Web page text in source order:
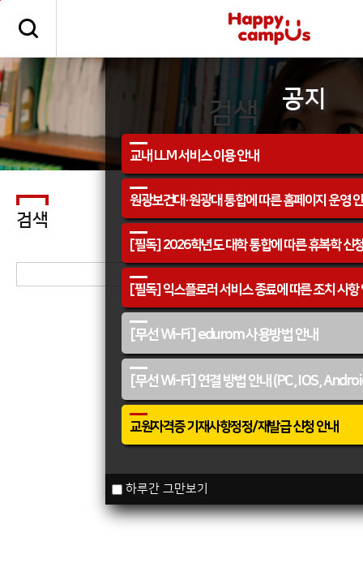
공지
교내 LLM 서비스 이용 안내
원광보건대·원광대 통합에 따른 홈페이지 운영
[필독] 2026학년도 대학 통합에 따른 휴복학 신
[필독] 익스플로러 서비스 종료에 따른 조치 사항
[무선 Wi-Fi] edurom 사용방법 안내
[무선 Wi-Fi] 연결 방법 안내 (PC, IOS,
교원자격증 기재사항정정/재발급 신청 안내
하루간 그만보기
검색
검색